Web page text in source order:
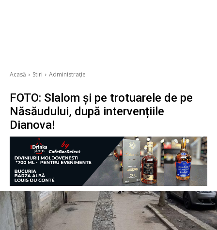
Acasă Stiri Administrație
FOTO: Slalom și pe trotuarele de pe
Năsăudului, după intervențiile
Dianova!